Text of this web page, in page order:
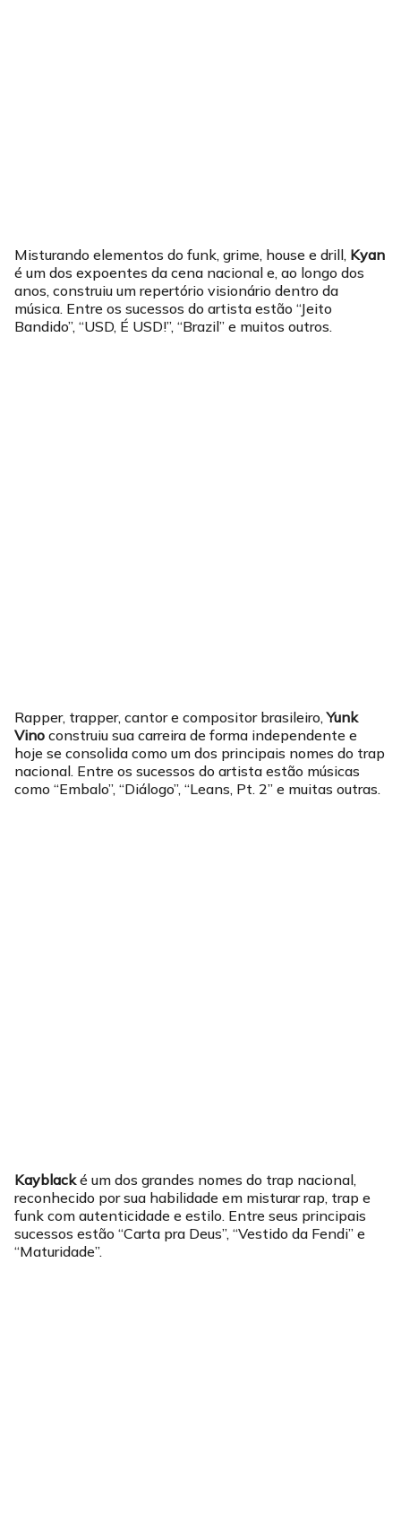
Misturando elementos do funk, grime, house e drill, Kyan
é um dos expoentes da cena nacional e, ao longo dos
anos, construiu um repertório visionário dentro da
música. Entre os sucessos do artista estão “Jeito
Bandido”, “USD, É USD!”, “Brazil” e muitos outros.
Rapper, trapper, cantor e compositor brasileiro,Yunk
Vino construiu sua carreira de forma independente e
hoje se consolida como um dos principais nomes do trap
nacional. Entre os sucessos do artista estão músicas
como “Embalo”, “Diálogo”, “Leans, Pt. 2” e muitas outras.
Kayblacké um dos grandes nomes do trap nacional,
reconhecido por sua habilidade em misturar rap, trap e
funk com autenticidade e estilo. Entre seus principais
sucessos estão “Carta pra Deus”, “Vestido da Fendi” e
“Maturidade”.